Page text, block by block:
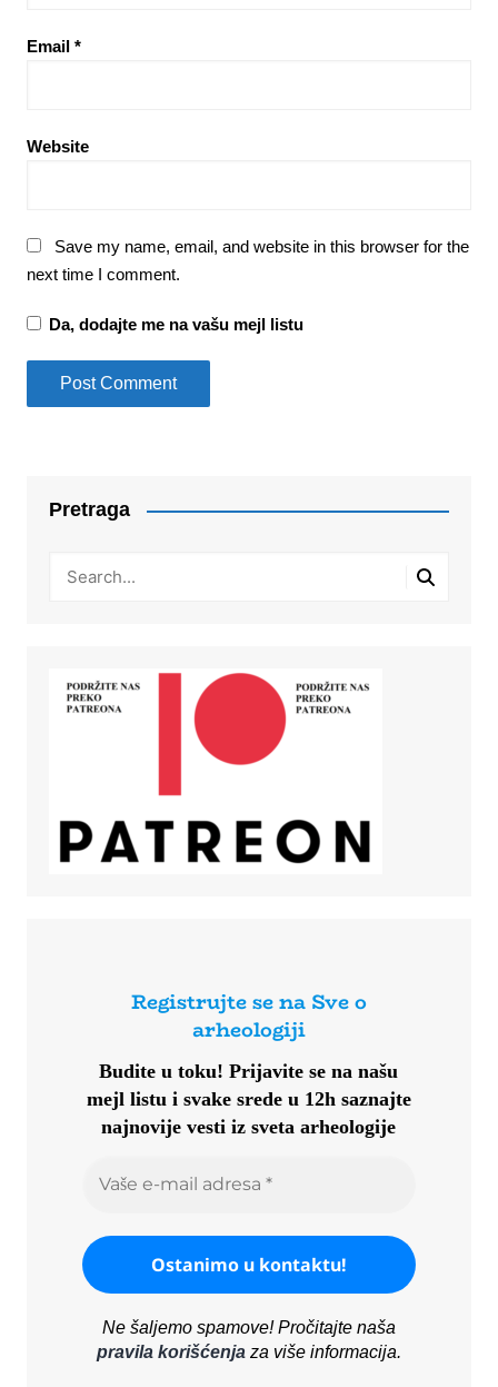
Email *
Website
Save my name, email, and website in this browser for the
next time I comment.
Da, dodajte me na vašu mejl listu
Pretraga
Registrujte se na Sve o
arheologiji
Budite u toku!Prijavite se na našu
mejl listu i svake srede u 12h saznajte
najnovije vesti iz sveta arheologije
Ne šaljemo spamove! Pročitajte naša
pravila korišćenjaza više informacija.